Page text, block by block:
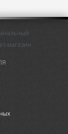
магазин